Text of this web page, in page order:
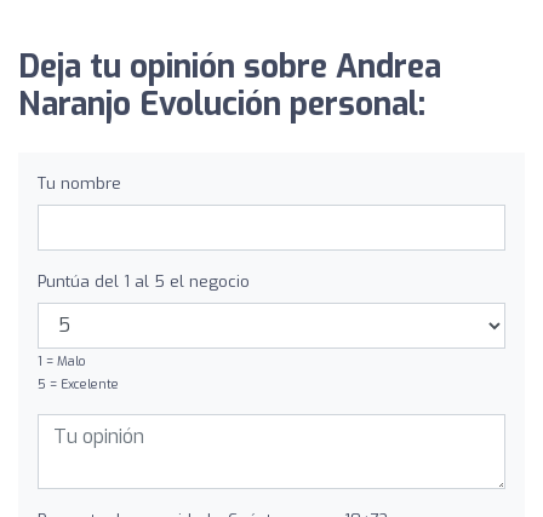
Deja tu opinión sobre Andrea
Naranjo Evolución personal:
Tu nombre
Puntúa del 1 al 5 el negocio
1 = Malo
5 = Excelente